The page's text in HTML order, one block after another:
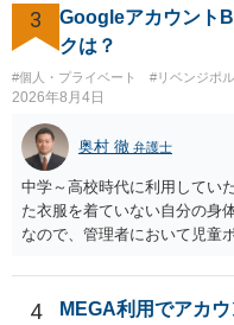
3
Googleアカウント
クは？
#個人・プライベート #リベンジポ
2026年8月4日
奥村 徹 弁護士
中学～高校時代に利用してい
た衣服を着ていない自分の身
なので、管理者において児童
4
MEGA利用でアカ